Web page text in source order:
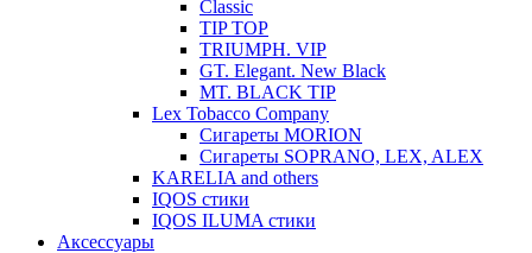
Classic
TIP TOP
TRIUMPH. VIP
GT. Elegant. New Black
MT. BLACK TIP
Lex Tobacco Company
Сигареты MORION
Сигареты SOPRANO, LEX, ALEX
KARELIA and others
IQOS стики
IQOS ILUMA стики
Аксессуары